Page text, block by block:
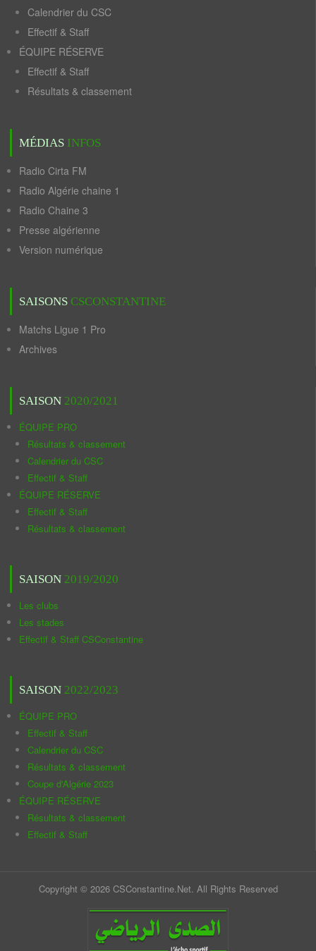
Calendrier du CSC
Effectif & Staff
ÉQUIPE RÉSERVE
Effectif & Staff
Résultats & classement
MÉDIAS INFOS
Radio Cirta FM
Radio Algérie chaine 1
Radio Chaine 3
Presse algérienne
Version numérique
SAISONS CSCONSTANTINE
Matchs Ligue 1 Pro
Archives
SAISON 2020/2021
ÉQUIPE PRO
Résultats & classement
Calendrier du CSC
Effectif & Staff
ÉQUIPE RÉSERVE
Effectif & Staff
Résultats & classement
SAISON 2019/2020
Les clubs
Les stades
Effectif & Staff CSConstantine
SAISON 2022/2023
ÉQUIPE PRO
Effectif & Staff
Calendrier du CSC
Résultats & classement
Coupe d'Algérie 2023
ÉQUIPE RÉSERVE
Résultats & classement
Effectif & Staff
Copyright © 2026 CSConstantine.Net. All Rights Reserved